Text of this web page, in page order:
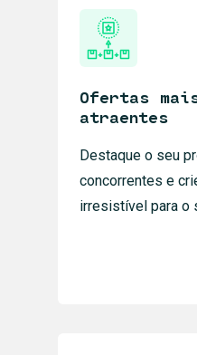
Ofertas
atraentes
Destaque o seu
concorrentes e
irresistível para o